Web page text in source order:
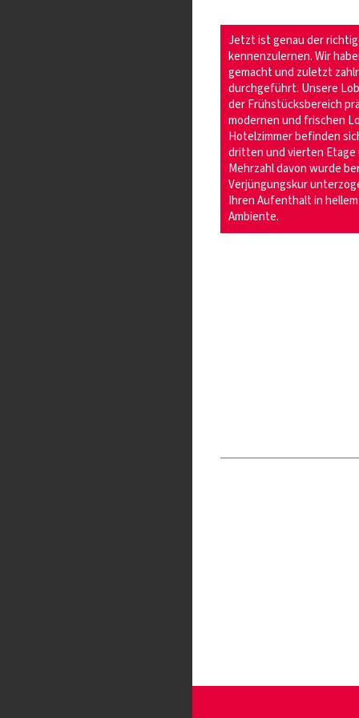
Jetzt ist genau der
kennenzulernen. Wir
gemacht und zuletzt
durchgeführt. Unsere
der Frühstücksbereich
modernen und frischen
Hotelzimmer befinden
dritten und vierten Etage
Mehrzahl davon wurde
Verjüngungskur
Ihren Aufenthalt in
Ambiente.